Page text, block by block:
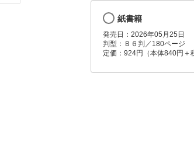
紙書籍
発売日：2026年05月25日
判型：Ｂ６判／180ページ
定価：924円（本体840円＋